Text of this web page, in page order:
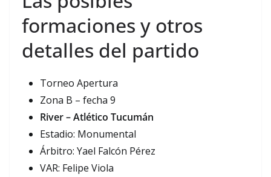
formaciones y otros
detalles del partido
Torneo Apertura
Zona B – fecha 9
River – Atlético Tucumán
Estadio: Monumental
Árbitro: Yael Falcón Pérez
VAR: Felipe Viola